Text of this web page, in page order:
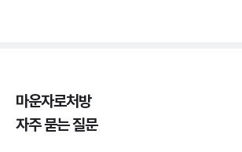
마운자로처방
자주 묻는 질문